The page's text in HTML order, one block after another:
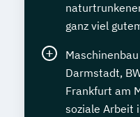
ganz viel
Darmstadt,
Frankfurt am
soziale Arbeit